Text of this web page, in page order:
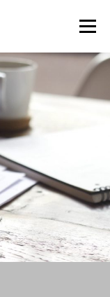
Menu
Aluno